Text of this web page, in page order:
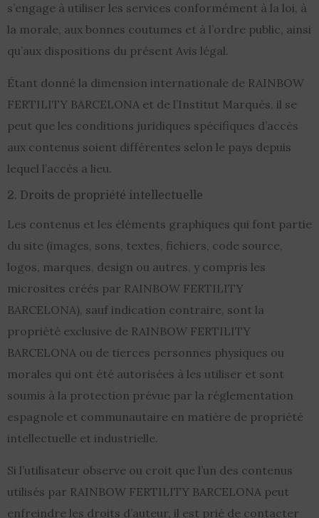
s’engage à utiliser les services conformément à la loi, à
la morale, aux bonnes coutumes et à l’ordre public, ainsi
qu’aux dispositions du présent Avis légal.
Étant donné la dimension internationale de RAINBOW
FERTILITY BARCELONA et de l’Institut Marquès, il se
peut que les conditions juridiques spécifiques d’accès
aux contenus soient différentes selon le pays depuis
lequel l’accès a lieu.
2. Droits de propriété intellectuelle
Les contenus et les éléments graphiques qui font partie
du site (images, sons, textes, fichiers, code source,
logos, marques, design ou autres, y compris les
microsites créés par RAINBOW FERTILITY
BARCELONA), sauf indication contraire, sont la
propriété exclusive de RAINBOW FERTILITY
BARCELONA ou de tierces personnes physiques ou
morales qui ont été autorisées à les utiliser et sont
soumis à la protection prévue par la réglementation
espagnole et communautaire en matière de propriété
intellectuelle et industrielle.
Si l’utilisateur observe ou croit que l’un des contenus
utilisés par RAINBOW FERTILITY BARCELONA peut
enfreindre les droits d’auteur, il est prié de contacter